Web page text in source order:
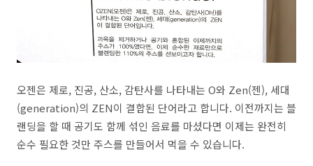
오젠은 제로, 진공, 산소, 감탄사를 나타내는 O와 Zen(젠), 세대
(generation)의 ZEN이 결합된 단어라고 합니다. 이전까지는 블
랜딩을 할 때 공기도 함께 섞인 음료를 마셨다면 이제는 완전히
순수 필요한 것만 주스를 만들어서 먹을 수 있습니다.